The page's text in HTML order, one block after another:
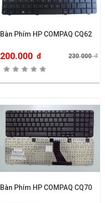
Bàn Phím HP COMPAQ CQ62
200.000 đ 230.000đ
Bàn Phím HP COMPAQ CQ70